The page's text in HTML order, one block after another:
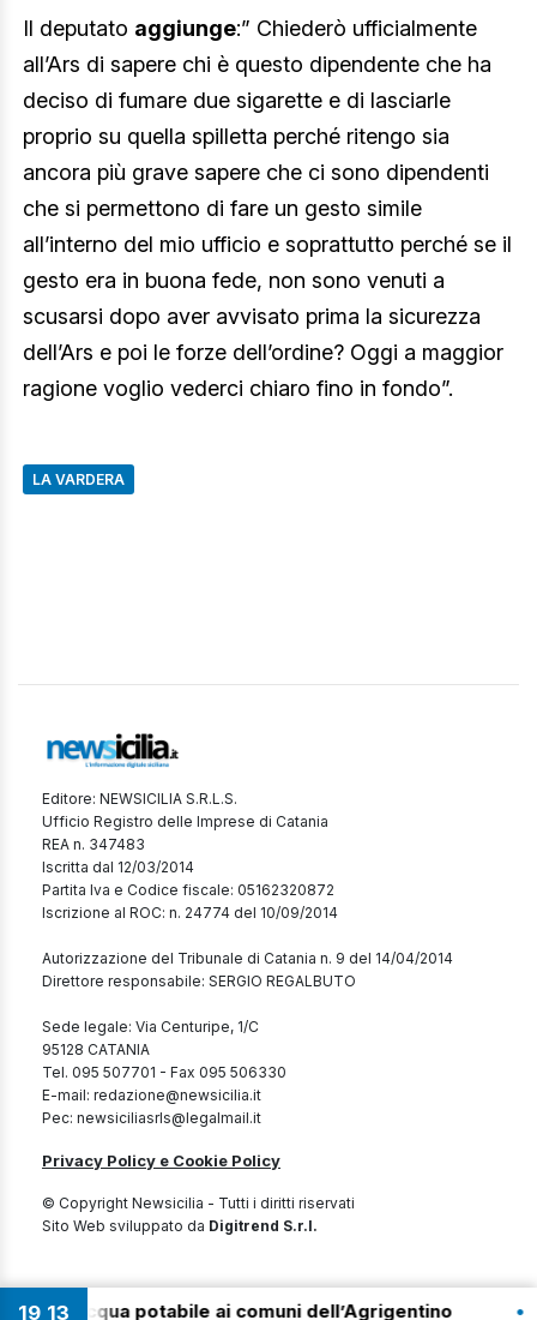
Il deputato aggiunge:” Chiederò ufficialmente
all’Ars di sapere chi è questo dipendente che ha
deciso di fumare due sigarette e di lasciarle
proprio su quella spilletta perché ritengo sia
ancora più grave sapere che ci sono dipendenti
che si permettono di fare un gesto simile
all’interno del mio ufficio e soprattutto perché se il
gesto era in buona fede, non sono venuti a
scusarsi dopo aver avvisato prima la sicurezza
dell’Ars e poi le forze dell’ordine? Oggi a maggior
ragione voglio vederci chiaro fino in fondo”.
LA VARDERA
Editore: NEWSICILIA S.R.L.S.
Ufficio Registro delle Imprese di Catania
REA n. 347483
Iscritta dal 12/03/2014
Partita Iva e Codice fiscale: 05162320872
Iscrizione al ROC: n. 24774 del 10/09/2014
Autorizzazione del Tribunale di Catania n. 9 del 14/04/2014
Direttore responsabile: SERGIO REGALBUTO
Sede legale: Via Centuripe, 1/C
95128 CATANIA
Tel. 095 507701 - Fax 095 506330
E-mail: redazione@newsicilia.it
Pec: newsiciliasrls@legalmail.it
Privacy Policy e Cookie Policy
© Copyright Newsicilia - Tutti i diritti riservati
Sito Web sviluppato da Digitrend S.r.l.
19 13
acqua potabile ai comuni dell’Agrigentino